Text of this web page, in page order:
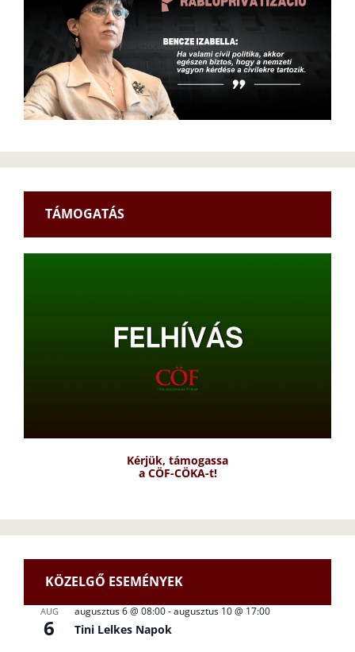
TÁMOGATÁS
Kérjük, támogassa
a CÖF-CÖKA-t!
KÖZELGŐ ESEMÉNYEK
AUG
6
augusztus 6 @ 08:00-augusztus 10 @ 17:00
Tini Lelkes Napok